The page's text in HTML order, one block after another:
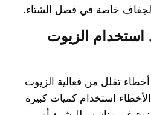
خاصة في فصل الشتاء.
استخدام الزيوت
تقلل من فعالية الزيوت
استخدام كميات كبيرة